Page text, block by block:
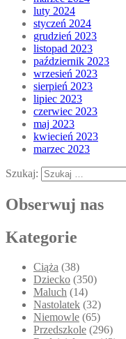
luty 2024
styczeń 2024
grudzień 2023
listopad 2023
październik 2023
wrzesień 2023
sierpień 2023
lipiec 2023
czerwiec 2023
maj 2023
kwiecień 2023
marzec 2023
Szukaj:
Obserwuj nas
Kategorie
Ciąża (38)
Dziecko (350)
Maluch (14)
Nastolatek (32)
Niemowle (65)
Przedszkole (296)